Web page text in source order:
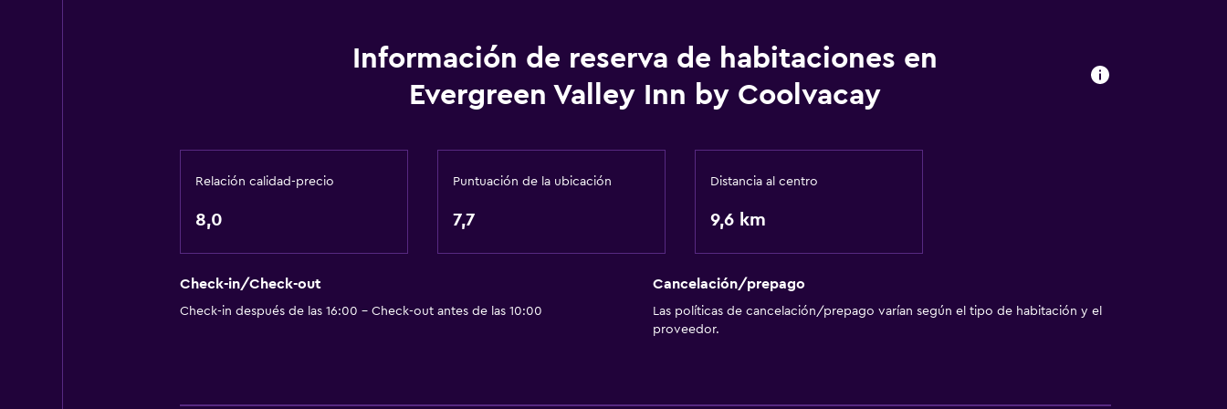
Toallas
Ventilador
Champú
Alarma de humo
Sistema de entretenimiento
Biblioteca
TV por cable o vía satélite
Información de reserva de habitaciones en
Evergreen Valley Inn by Coolvacay
Relación calidad-precio
8,0
Puntuación de la ubicación
7,7
Distancia al centro
9,6 km
Check-in/Check-out
Check-in después de las 16:00 - Check-out antes de las 10:00
Cancelación/prepago
Las políticas de cancelación/prepago varían según el tipo de habitación y el
proveedor.